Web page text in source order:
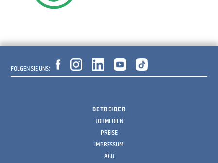
FOLGEN SIE UNS:
BETREIBER
JOBMEDIEN
PREISE
IMPRESSUM
AGB